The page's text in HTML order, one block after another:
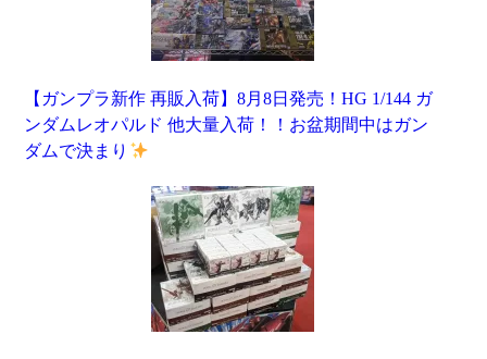
【ガンプラ新作 再販入荷】8月8日発売！HG 1/144 ガ
ンダムレオパルド 他大量入荷！！お盆期間中はガン
ダムで決まり